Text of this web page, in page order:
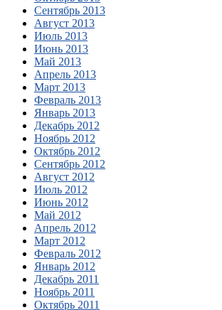
Сентябрь 2013
Август 2013
Июль 2013
Июнь 2013
Май 2013
Апрель 2013
Март 2013
Февраль 2013
Январь 2013
Декабрь 2012
Ноябрь 2012
Октябрь 2012
Сентябрь 2012
Август 2012
Июль 2012
Июнь 2012
Май 2012
Апрель 2012
Март 2012
Февраль 2012
Январь 2012
Декабрь 2011
Ноябрь 2011
Октябрь 2011